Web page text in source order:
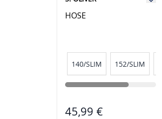
HOSE
140/SLIM 152/SLIM
45,99 €